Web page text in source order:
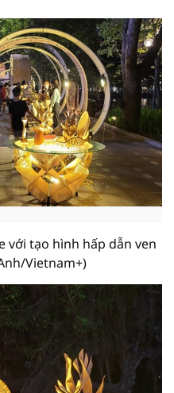
tạo hình hấp dẫn ven
Vietnam+)